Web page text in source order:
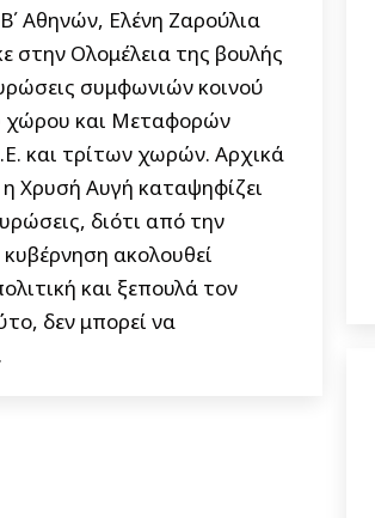
Αθηνών, Ελένη Ζαρούλια
στην Ολομέλεια της βουλής
συμφωνιών κοινού
χώρου και Μεταφορών
και τρίτων χωρών. Αρχικά
Χρυσή Αυγή καταψηφίζει
διότι από την
ακολουθεί
και ξεπουλά τον
δεν μπορεί να